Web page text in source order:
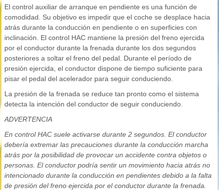
El control auxiliar de arranque en pendiente es una función de
comodidad. Su objetivo es impedir que el coche se desplace hacia
atrás durante la conducción en pendiente o en superficies con
inclinación. El control HAC mantiene la presión del freno ejercida
por el conductor durante la frenada durante los dos segundos
posteriores a soltar el freno del pedal. Durante el período de
presión ejercida, el conductor dispone de tiempo suficiente para
pisar el pedal del acelerador para seguir conduciendo.
La presión de la frenada se reduce tan pronto como el sistema
detecta la intención del conductor de seguir conduciendo.
ADVERTENCIA
En control HAC suele activarse durante 2 segundos. El conductor
debería extremar las precauciones durante la conducción marcha
atrás por la posibilidad de provocar un accidente contra objetos o
personas. El conductor podría sentir un movimiento hacia atrás no
intencionado durante la conducción en pendientes debido a la falta
de presión del freno ejercida por el conductor durante la frenada.